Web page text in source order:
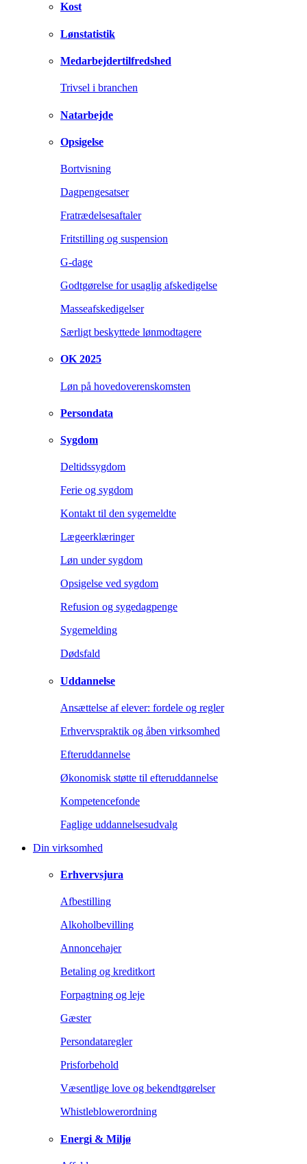
Kost
Lønstatistik
Medarbejdertilfredshed
Trivsel i branchen
Natarbejde
Opsigelse
Bortvisning
Dagpengesatser
Fratrædelsesaftaler
Fritstilling og suspension
G-dage
Godtgørelse for usaglig afskedigelse
Masseafskedigelser
Særligt beskyttede lønmodtagere
OK 2025
Løn på hovedoverenskomsten
Persondata
Sygdom
Deltidssygdom
Ferie og sygdom
Kontakt til den sygemeldte
Lægeerklæringer
Løn under sygdom
Opsigelse ved sygdom
Refusion og sygedagpenge
Sygemelding
Dødsfald
Uddannelse
Ansættelse af elever: fordele og regler
Erhvervspraktik og åben virksomhed
Efteruddannelse
Økonomisk støtte til efteruddannelse
Kompetencefonde
Faglige uddannelsesudvalg
Din virksomhed
Erhvervsjura
Afbestilling
Alkoholbevilling
Annoncehajer
Betaling og kreditkort
Forpagtning og leje
Gæster
Persondataregler
Prisforbehold
Væsentlige love og bekendtgørelser
Whistleblowerordning
Energi & Miljø